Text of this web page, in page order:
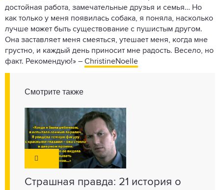
достойная работа, замечательные друзья и семья… Но
как только у меня появилась собака, я поняла, насколько
лучше может быть существование с пушистым другом.
Она заставляет меня смеяться, утешает меня, когда мне
грустно, и каждый день приносит мне радость. Весело, но
факт. Рекомендую!» – ChristineNoelle
Смотрите также
Страшная правда: 21 история о